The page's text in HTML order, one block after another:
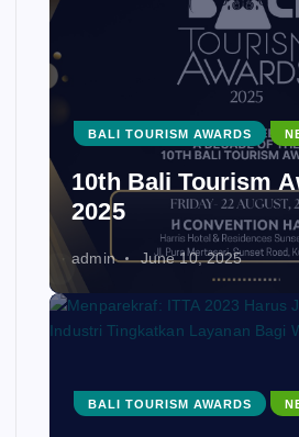
BALI TOURISM AWARDS
10th Bali Tourism
2025
admin June 10, 2025
BALI TOURISM AWARDS